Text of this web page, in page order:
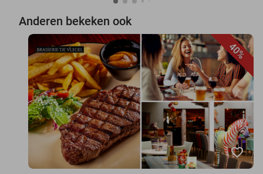
Anderen bekeken ook
40%
favorite_border